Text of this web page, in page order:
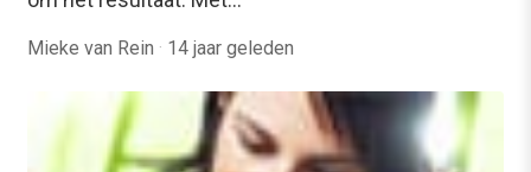
Mieke van Rein · 14 jaar geleden